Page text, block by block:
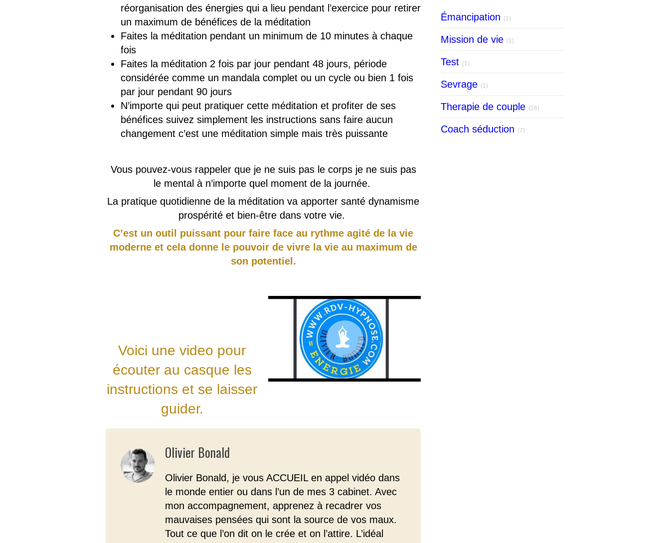
réorganisation des énergies qui a lieu pendant l’exercice pour retirer
un maximum de bénéfices de la méditation
Faites la méditation pendant un minimum de 10 minutes à chaque
fois
Faites la méditation 2 fois par jour pendant 48 jours, période
considérée comme un mandala complet ou un cycle ou bien 1 fois
par jour pendant 90 jours
N’importe qui peut pratiquer cette méditation et profiter de ses
bénéfices suivez simplement les instructions sans faire aucun
changement c’est une méditation simple mais très puissante
Vous pouvez-vous rappeler que je ne suis pas le corps je ne suis pas
le mental à n’importe quel moment de la journée.
La pratique quotidienne de la méditation va apporter santé dynamisme
prospérité et bien-être dans votre vie.
C’est un outil puissant pour faire face au rythme agité de la vie
moderne et cela donne le pouvoir de vivre la vie au maximum de
son potentiel.
Voici une video pour
écouter au casque les
instructions et se laisser
guider.
Olivier Bonald
Olivier Bonald, je vous ACCUEIL en appel vidéo dans
le monde entier ou dans l’un de mes 3 cabinet. Avec
mon accompagnement, apprenez à recadrer vos
mauvaises pensées qui sont la source de vos maux.
Tout ce que l’on dit on le crée et on l’attire. L’idéal
Émancipation (1)
Mission de vie (1)
Test (1)
Sevrage (1)
Therapie de couple (16)
Coach séduction (7)